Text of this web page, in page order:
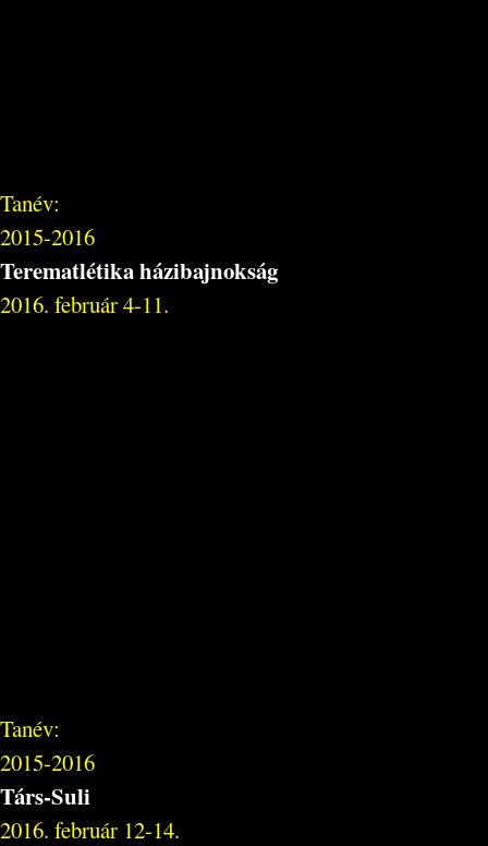
Tanév:
2015-2016
Terematlétika házibajnokság
2016. február 4-11.
Tanév:
2015-2016
Társ-Suli
2016. február 12-14.